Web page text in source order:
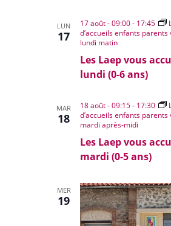
LUN
17
Les Laep vous
lundi (0-6 ans)
17 août - 09:00- 17:45
d’accueils enfants
lundi matin
MAR
18
Les Laep vous
mardi (0-5 ans)
18 août - 09:15- 17:30
d’accueils enfants
mardi après-midi
MER
19